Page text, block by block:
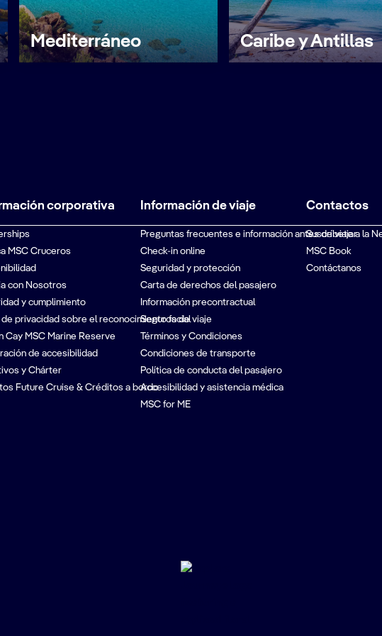
Mediterráneo Caribe y Antillas
corporativa
MSC Cruceros
con Nosotros
y cumplimiento
privacidad sobre el reconocimiento facial
Cay MSC Marine Reserve
de accesibilidad
y Chárter
Future Cruise & Créditos a bordo
Información de viaje
Preguntas frecuentes e información antes de viajar
Check-in online
Seguridad y protección
Carta de derechos del pasajero
Información precontractual
Seguros de viaje
Términos y Condiciones
Condiciones de transporte
Política de conducta del pasajero
Accesibilidad y asistencia médica
MSC for ME
Contactos
Suscríbete a la
MSC Book
Contáctanos